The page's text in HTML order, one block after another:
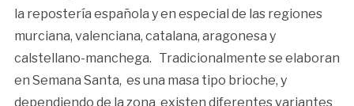
la repostería española y en especial de las regiones
murciana, valenciana, catalana, aragonesa y
calstellano-manchega. Tradicionalmente se elaboran
en Semana Santa, es una masa tipo brioche, y
dependiendo de la zona existen diferentes variantes